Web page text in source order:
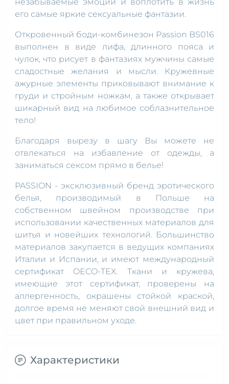
его самые яркие сексуальные фантазии.
Откровенный боди-комбинезон Passion BS016
выполнен в виде лифа, длинного пояса и
чулок, что рисует в фантазиях мужчины самые
сладостные желания и мысли. Кружевные
ажурные элементы приковывают внимание к
груди и стройным ножкам, а также открывает
шикарный вид на любимое соблазнительное
тело!
Благодаря вырезу в шагу Вы можете не
отвлекаться на избавление от одежды, а
заниматься сексом прямо в белье!
PASSION - эксклюзивный бренд эротического
белья, производимый в Польше на
собственном швейном производстве при
использовании качественных материалов для
шитья и новейших технологий. Большинство
материалов закупается в ведущих компаниях
Италии и Испании, и имеют международный
сертификат OECO-TEX. Ткани и кружева,
имеющие этот сертификат, проверены на
аллергенность, окрашены стойкой краской,
долгое время не меняют свой внешний вид и
цвет при правильном уходе.
Характеристики